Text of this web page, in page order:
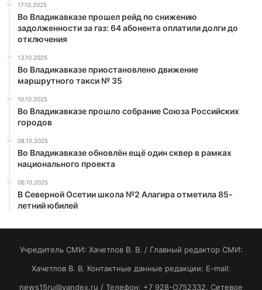
17.10.2025
Во Владикавказе прошел рейд по снижению
задолженности за газ: 64 абонента оплатили долги до
отключения
13.10.2025
Во Владикавказе приостановлено движение
маршрутного такси № 35
10.10.2025
Во Владикавказе прошло собрание Союза Российских
городов
08.10.2025
Во Владикавказе обновлён ещё один сквер в рамках
национального проекта
06.10.2025
В Северной Осетии школа №2 Алагира отметила 85-
летний юбилей
Учредитель СМИ: Хaчeтлoв B. B. / Главный редактор СМИ:
Хaчeтлoв B. B. Контактные данные редакции: E-mail:
news15ru@yandex.ru / Телефон: +7 928-O752332. Сетевое